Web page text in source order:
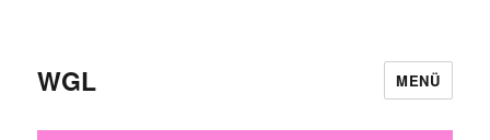
WGL MENÜ